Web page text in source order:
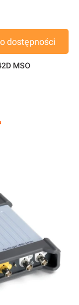
dostępności
MSO